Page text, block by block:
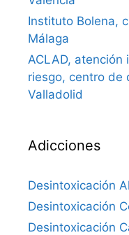
Instituto Bolena,
Málaga
ACLAD, atención
riesgo, centro de
Valladolid
Adicciones
Desintoxicación
Desintoxicación
Desintoxicación